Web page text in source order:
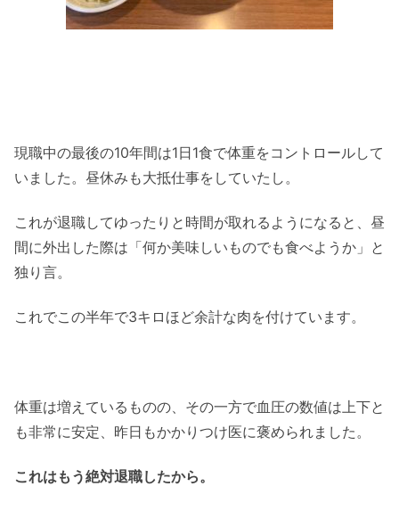
現職中の最後の10年間は1日1食で体重をコントロールして
いました。昼休みも大抵仕事をしていたし。
これが退職してゆったりと時間が取れるようになると、昼
間に外出した際は「何か美味しいものでも食べようか」と
独り言。
これでこの半年で3キロほど余計な肉を付けています。
体重は増えているものの、その一方で血圧の数値は上下と
も非常に安定、昨日もかかりつけ医に褒められました。
これはもう絶対退職したから。